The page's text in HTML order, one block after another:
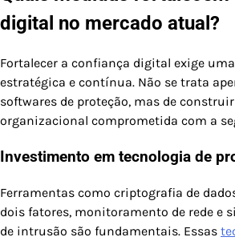
digital no mercado atual?
Fortalecer a confiança digital exige
estratégica e contínua. Não se trata
softwares de proteção, mas de
organizacional comprometida com a
Investimento em tecnologia de
Ferramentas como criptografia de
dois fatores, monitoramento de rede e
de intrusão são fundamentais. Essas